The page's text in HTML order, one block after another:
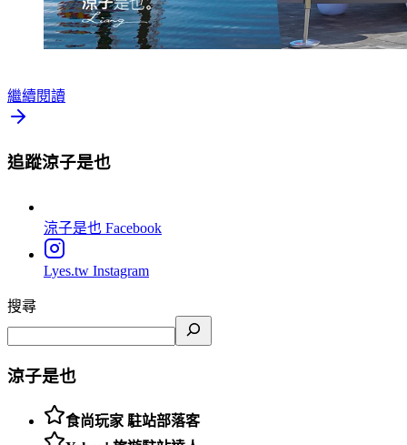
繼續閱讀
追蹤涼子是也
涼子是也 Facebook
Lyes.tw Instagram
搜尋
涼子是也
食尚玩家 駐站部落客